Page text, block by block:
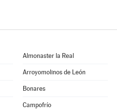
Almonaster la Real
Arroyomolinos de León
Bonares
Campofrío